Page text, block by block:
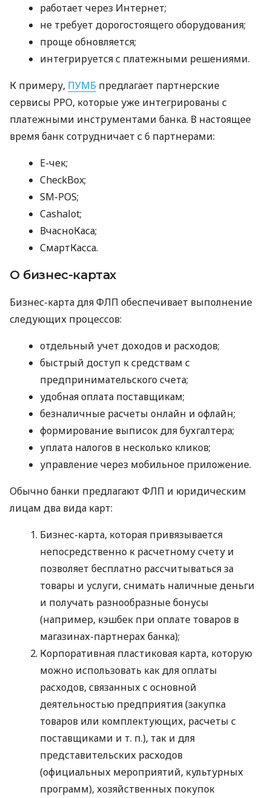
работает через Интернет;
не требует дорогостоящего оборудования;
проще обновляется;
интегрируется с платежными решениями.
К примеру, ПУМБ предлагает партнерские
сервисы РРО, которые уже интегрированы с
платежными инструментами банка. В настоящее
время банк сотрудничает с 6 партнерами:
E-чек;
CheckBox;
SM-POS;
Cashalot;
ВчасноКаса;
СмартКасса.
О бизнес-картах
Бизнес-карта для ФЛП обеспечивает выполнение
следующих процессов:
отдельный учет доходов и расходов;
быстрый доступ к средствам с
предпринимательского счета;
удобная оплата поставщикам;
безналичные расчеты онлайн и офлайн;
формирование выписок для бухгалтера;
уплата налогов в несколько кликов;
управление через мобильное приложение.
Обычно банки предлагают ФЛП и юридическим
лицам два вида карт:
Бизнес-карта, которая привязывается
непосредственно к расчетному счету и
позволяет бесплатно рассчитываться за
товары и услуги, снимать наличные деньги
и получать разнообразные бонусы
(например, кэшбек при оплате товаров в
магазинах-партнерах банка);
Корпоративная пластиковая карта, которую
можно использовать как для оплаты
расходов, связанных с основной
деятельностью предприятия (закупка
товаров или комплектующих, расчеты с
поставщиками и т. п.), так и для
представительских расходов
(официальных мероприятий, культурных
программ), хозяйственных покупок